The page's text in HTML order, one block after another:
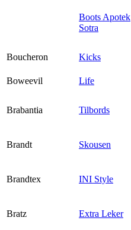
Boots Apotek
Sotra
Boucheron
Kicks
Boweevil
Life
Brabantia Tilbords
Brandt Skousen
Brandtex INI Style
Bratz Extra Leker